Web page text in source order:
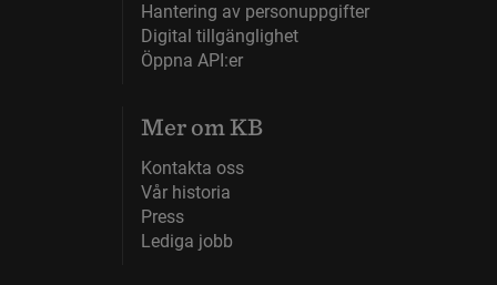
Hantering av personuppgifter
Digital tillgänglighet
Öppna API:er
Mer om KB
Kontakta oss
Vår historia
Press
Lediga jobb